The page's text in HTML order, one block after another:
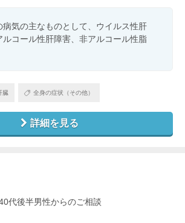
病気の主なものとして、ウイルス性肝
ルコール性肝障害、非アルコール性脂
臓 全身の症状（その他）
詳細を見る
40代後半男性からのご相談